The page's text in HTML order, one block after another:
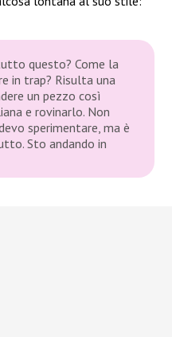
questo? Come la
in trap? Risulta una
un pezzo così
e rovinarlo. Non
sperimentare, ma è
Sto andando in